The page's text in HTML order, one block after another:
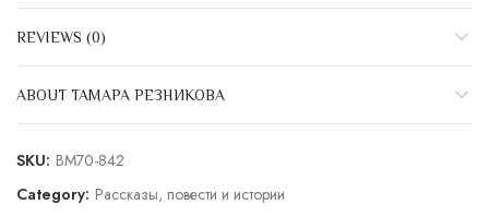
REVIEWS (0)
ABOUT ТАМАРА РЕЗНИКОВА
SKU: BM70-842
Category: Рассказы, повести и истории